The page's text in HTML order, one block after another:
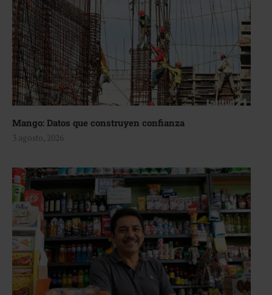
Mango: Datos que construyen confianza
3 agosto, 2026